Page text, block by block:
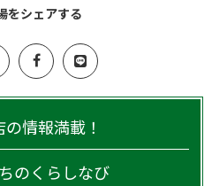
をシェアする
情報満載！
のくらしなび